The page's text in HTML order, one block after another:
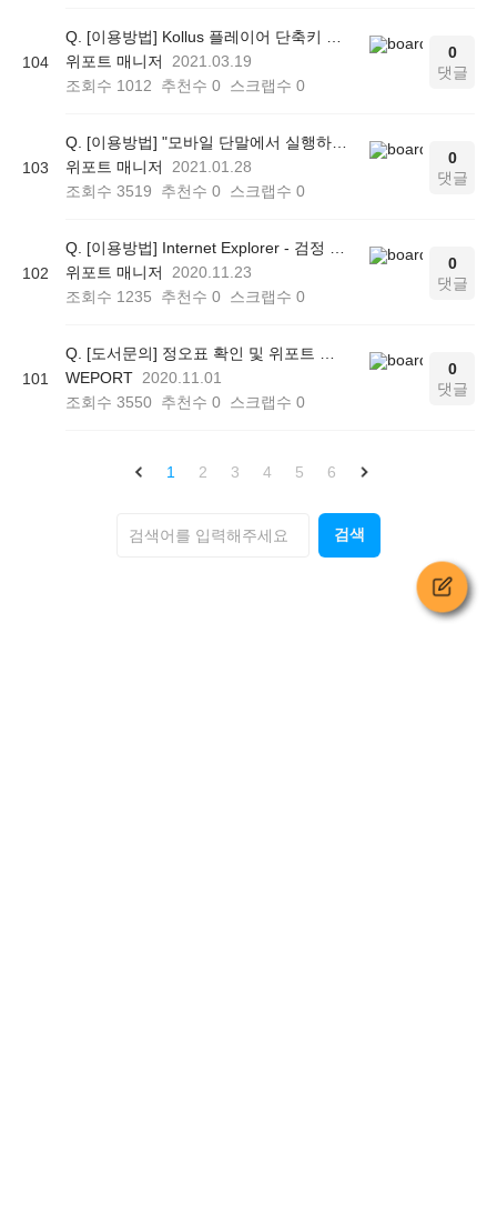
104
위포트 매니저
2021.03.19
조회수 1012 추천수 0 스크랩수 0
0
댓글
103
위포트 매니저
2021.01.28
조회수 3519 추천수 0 스크랩수 0
0
댓글
102
위포트 매니저
2020.11.23
조회수 1235 추천수 0 스크랩수 0
0
댓글
101
WEPORT 2020.11.01
조회수 3550 추천수 0 스크랩수 0
0
댓글
1 2 3 4 5 6
검색